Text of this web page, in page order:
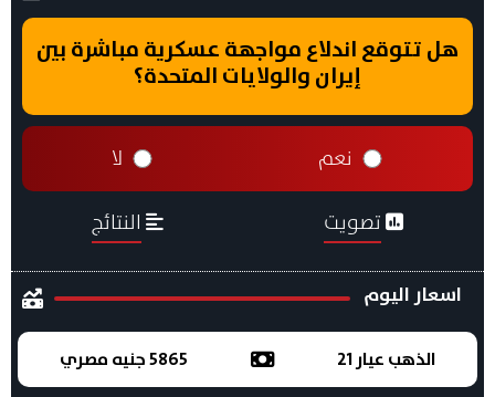
هل تتوقع اندلاع مواجهة عسكرية مباشرة بين
إيران والولايات المتحدة؟
نعم لا
تصويت النتائج
اسعار اليوم
الذهب عيار 21 5865 جنيه مصري